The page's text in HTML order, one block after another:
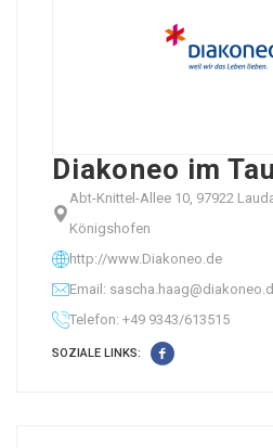
Diakoneo im
Abt-Knittel-Allee 10, 97922
Königshofen
http://www.Diakoneo.de
Email:
Telefon: +49 9343/613515
SOZIALE LINKS: